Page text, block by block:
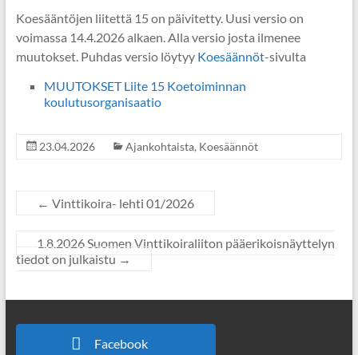
Koesääntöjen liitettä 15 on päivitetty. Uusi versio on
voimassa 14.4.2026 alkaen. Alla versio josta ilmenee
muutokset. Puhdas versio löytyy Koesäännöt-sivulta
MUUTOKSET Liite 15 Koetoiminnan
koulutusorganisaatio
23.04.2026 Ajankohtaista, Koesäännöt
← Vinttikoira- lehti 01/2026
1.8.2026 Suomen Vinttikoiraliiton pääerikoisnäyttelyn
tiedot on julkaistu →
Facebook